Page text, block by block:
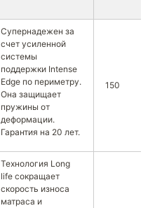
Супернадежен за
счет усиленной
системы
поддержки Intense
Edge по периметру.
Она защищает
пружины от
деформации.
Гарантия на 20 лет.
150
Технология Long
life сокращает
скорость износа
матраса и